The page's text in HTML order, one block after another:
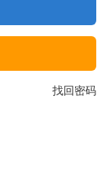
找回密码